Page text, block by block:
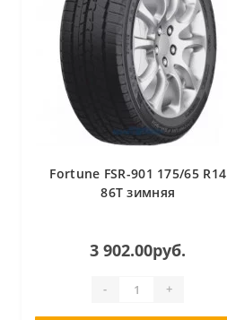
Fortune FSR-901 175/65 R14
86T зимняя
3 902.00руб.
- +